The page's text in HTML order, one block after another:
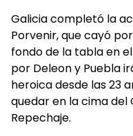
Galicia completó la
Porvenir, que cayó
fondo de la tabla en
por Deleon y Puebla
heroica desde las 23
quedar en la cima del
Repechaje.